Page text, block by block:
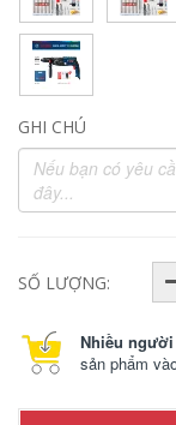
GHI CHÚ
SỐ LƯỢNG:
Nhiều người
sản phẩm